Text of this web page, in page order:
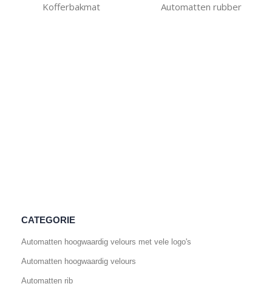
Kofferbakmat Automatten rubber
CATEGORIE
Automatten hoogwaardig velours met vele logo's
Automatten hoogwaardig velours
Automatten rib